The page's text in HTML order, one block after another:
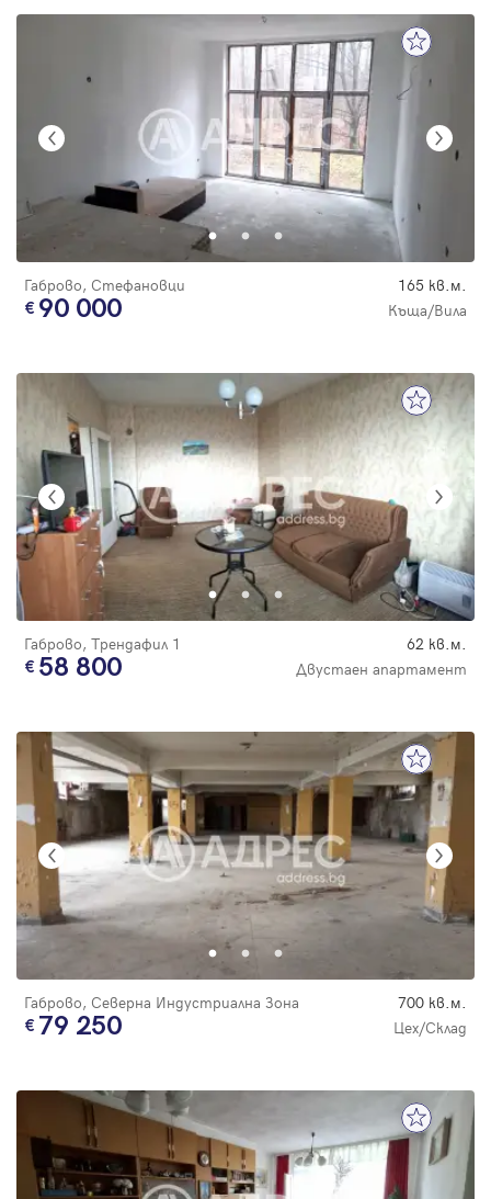
Габрово, Стефановци 165 кв.м.
90 000 Къща/Вила
Габрово, Трендафил 1 62 кв.м.
58 800 Двустаен апартамент
Габрово, Северна Индустриална Зона 700 кв.м.
79 250 Цех/Склад